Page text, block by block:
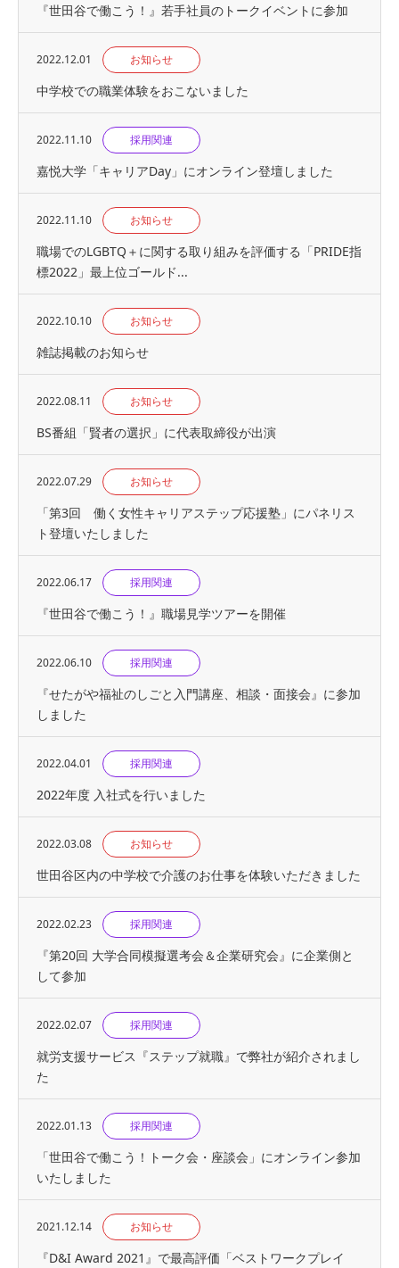
『世⽥⾕で働こう！』若手社員のトークイベントに参加
2022.12.01 お知らせ
中学校での職業体験をおこないました
2022.11.10 採用関連
嘉悦大学「キャリアDay」にオンライン登壇しました
2022.11.10 お知らせ
職場でのLGBTQ＋に関する取り組みを評価する「PRIDE指
標2022」最上位ゴールド...
2022.10.10 お知らせ
雑誌掲載のお知らせ
2022.08.11 お知らせ
BS番組「賢者の選択」に代表取締役が出演
2022.07.29 お知らせ
「第3回 働く女性キャリアステップ応援塾」にパネリス
ト登壇いたしました
2022.06.17 採用関連
『世⽥⾕で働こう！』職場見学ツアーを開催
2022.06.10 採用関連
『せたがや福祉のしごと入門講座、相談・面接会』に参加
しました
2022.04.01 採用関連
2022年度 入社式を行いました
2022.03.08 お知らせ
世田谷区内の中学校で介護のお仕事を体験いただきました
2022.02.23 採用関連
『第20回 大学合同模擬選考会＆企業研究会』に企業側と
して参加
2022.02.07 採用関連
就労支援サービス『ステップ就職』で弊社が紹介されまし
た
2022.01.13 採用関連
「世田谷で働こう！トーク会・座談会」にオンライン参加
いたしました
2021.12.14 お知らせ
『D&I Award 2021』で最高評価「ベストワークプレイ